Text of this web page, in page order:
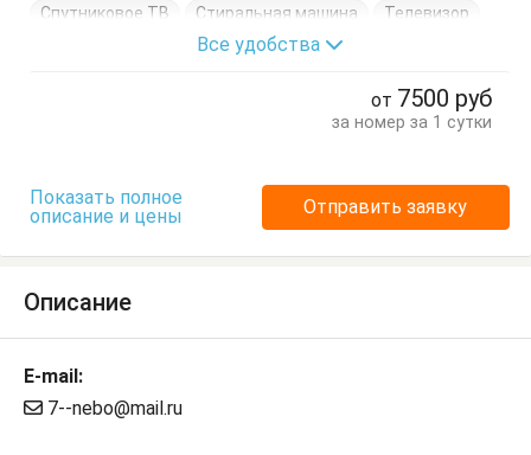
Спутниковое ТВ
Стиральная машина
Телевизор
Холодильник Электрочайник
Кровать полуторка
Все удобства
от 7500 руб
за номер за 1 сутки
Показать полное
описание и цены
Отправить заявку
Описание
E-mail:
7--nebo@mail.ru